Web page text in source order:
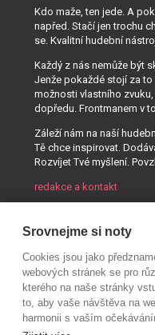
Kdo maže, ten jede. A
napřed. Stačí jen trochu
se. Kvalitní hudební
Každý z nás nemůže být
Jenže pokaždé stojí za
možnosti vlastního
dopředu. Frontmanem v
Záleží nám na naší
Tě chce inspirovat.
Rozvíjet Tvé myšlení.
redakce a kontakt
Srovnejme si noty
Cookies jsou jako
webových stránek se pro
kterého na naše stránky
to, aby vaše návštěva na
harmonii s vaším